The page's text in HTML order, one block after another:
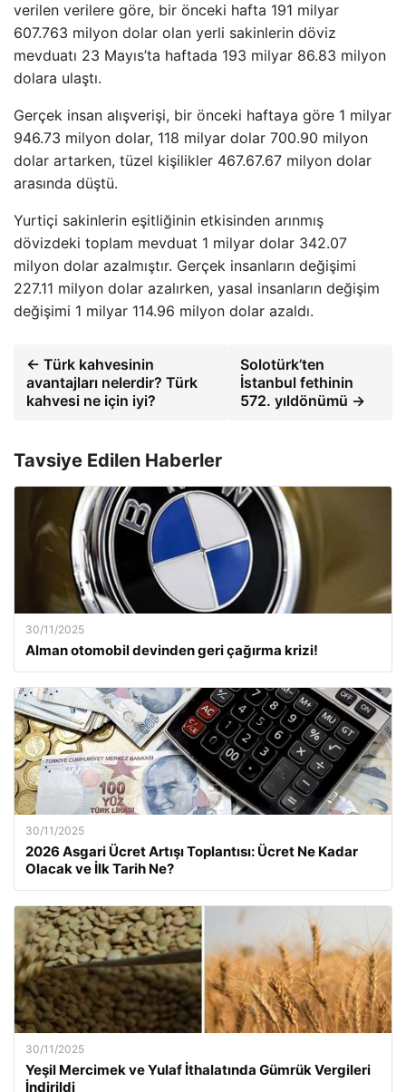
verilen verilere göre, bir önceki hafta 191 milyar
607.763 milyon dolar olan yerli sakinlerin döviz
mevduatı 23 Mayıs’ta haftada 193 milyar 86.83 milyon
dolara ulaştı.
Gerçek insan alışverişi, bir önceki haftaya göre 1 milyar
946.73 milyon dolar, 118 milyar dolar 700.90 milyon
dolar artarken, tüzel kişilikler 467.67.67 milyon dolar
arasında düştü.
Yurtiçi sakinlerin eşitliğinin etkisinden arınmış
dövizdeki toplam mevduat 1 milyar dolar 342.07
milyon dolar azalmıştır. Gerçek insanların değişimi
227.11 milyon dolar azalırken, yasal insanların değişim
değişimi 1 milyar 114.96 milyon dolar azaldı.
← Türk kahvesinin
avantajları nelerdir? Türk
kahvesi ne için iyi?
Solotürk’ten
İstanbul fethinin
572. yıldönümü →
Tavsiye Edilen Haberler
30/11/2025
Alman otomobil devinden geri çağırma krizi!
30/11/2025
2026 Asgari Ücret Artışı Toplantısı: Ücret Ne Kadar
Olacak ve İlk Tarih Ne?
30/11/2025
Yeşil Mercimek ve Yulaf İthalatında Gümrük Vergileri
İndirildi